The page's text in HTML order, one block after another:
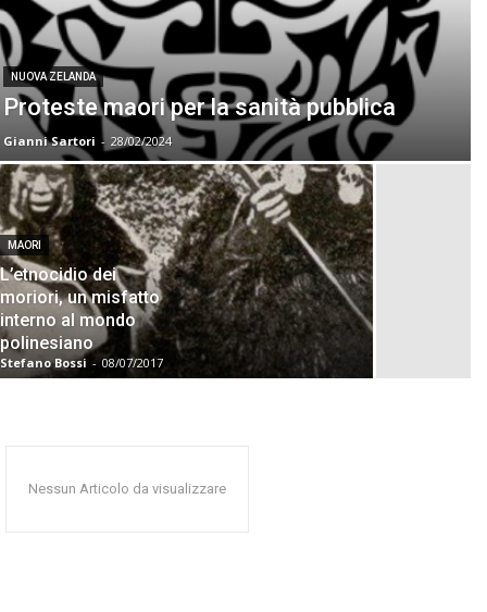
NUOVA ZELANDA
Proteste maori per la sanità pubblica
Gianni Sartori - 28/02/2024
MAORI
L’etnocidio dei
moriori, un misfatto
interno al mondo
polinesiano
Stefano Bossi - 08/07/2017
Nessun Articolo da visualizzare